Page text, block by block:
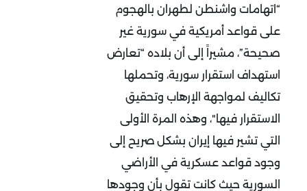
“اتهامات واشنطن لطهران بالهجوم
على قواعد أمريكية في سورية غير
صحيحة”، مشيراً إلى أن بلاده “تعارض
استهداف استقرار سورية، وتحملها
تكاليف لمواجهة الإرهاب وتحقيق
الاستقرار فيها"، وهذه المرة الأولى
التي تشير فيها إيران بشكل صريح إلى
وجود قواعد عسكرية في الأراضي
السورية حيث كانت تقول بأن وجودها